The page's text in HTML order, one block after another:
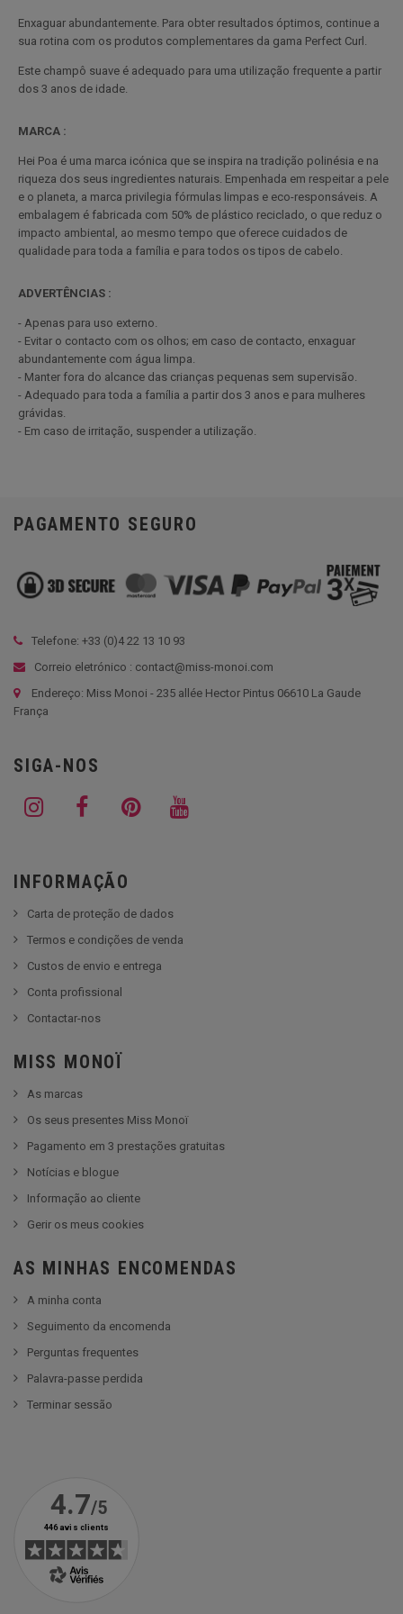
Enxaguar abundantemente. Para obter resultados óptimos, continue a
sua rotina com os produtos complementares da gama Perfect Curl.
Este champô suave é adequado para uma utilização frequente a partir
dos 3 anos de idade.
MARCA :
Hei Poa é uma marca icónica que se inspira na tradição polinésia e na
riqueza dos seus ingredientes naturais. Empenhada em respeitar a pele
e o planeta, a marca privilegia fórmulas limpas e eco-responsáveis. A
embalagem é fabricada com 50% de plástico reciclado, o que reduz o
impacto ambiental, ao mesmo tempo que oferece cuidados de
qualidade para toda a família e para todos os tipos de cabelo.
ADVERTÊNCIAS :
- Apenas para uso externo.
- Evitar o contacto com os olhos; em caso de contacto, enxaguar
abundantemente com água limpa.
- Manter fora do alcance das crianças pequenas sem supervisão.
- Adequado para toda a família a partir dos 3 anos e para mulheres
grávidas.
- Em caso de irritação, suspender a utilização.
PAGAMENTO SEGURO
Telefone: +33 (0)4 22 13 10 93
Correio eletrónico : contact@miss-monoi.com
Endereço: Miss Monoi - 235 allée Hector Pintus 06610 La Gaude
França
SIGA-NOS
INFORMAÇÃO
Carta de proteção de dados
Termos e condições de venda
Custos de envio e entrega
Conta profissional
Contactar-nos
MISS MONOÏ
As marcas
Os seus presentes Miss Monoï
Pagamento em 3 prestações gratuitas
Notícias e blogue
Informação ao cliente
Gerir os meus cookies
AS MINHAS ENCOMENDAS
A minha conta
Seguimento da encomenda
Perguntas frequentes
Palavra-passe perdida
Terminar sessão